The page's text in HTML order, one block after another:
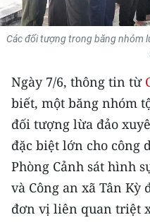
MÔI TRƯỜNG
KIỂM CHỨNG THÔNG TIN
TRI THỨC CHUYÊN SÂU
54 DÂN TỘC VIỆT NAM
CHƯƠNG TRÌNH OCOP -
MỘT SẢN PHẨM
Các đối tượng trong băng nhóm
Ngày 7/6, thông tin từ
biết, một băng nhóm
đối tượng lừa đảo
đặc biệt lớn cho công
Phòng Cảnh sát hình
và Công an xã Tân
đơn vị liên quan triệt